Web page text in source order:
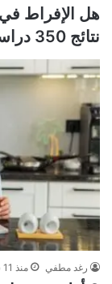
هل الإفراط
نتائج 350 دراسة
رغد مطفي منذ 11 ساعة